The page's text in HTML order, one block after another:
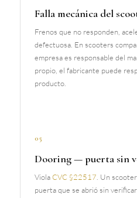
Falla mecánica del
Frenos que no responden,
defectuosa. En scooters
empresa es responsable del
propio, el fabricante puede
producto.
05
Dooring — puerta sin
ViolaCVC §22517 . Un
puerta que se abrió sin